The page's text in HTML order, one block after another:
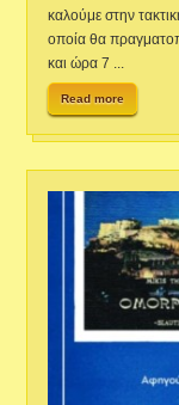
καλούμε στην
οποία θα
και ώρα 7 ...
Read more